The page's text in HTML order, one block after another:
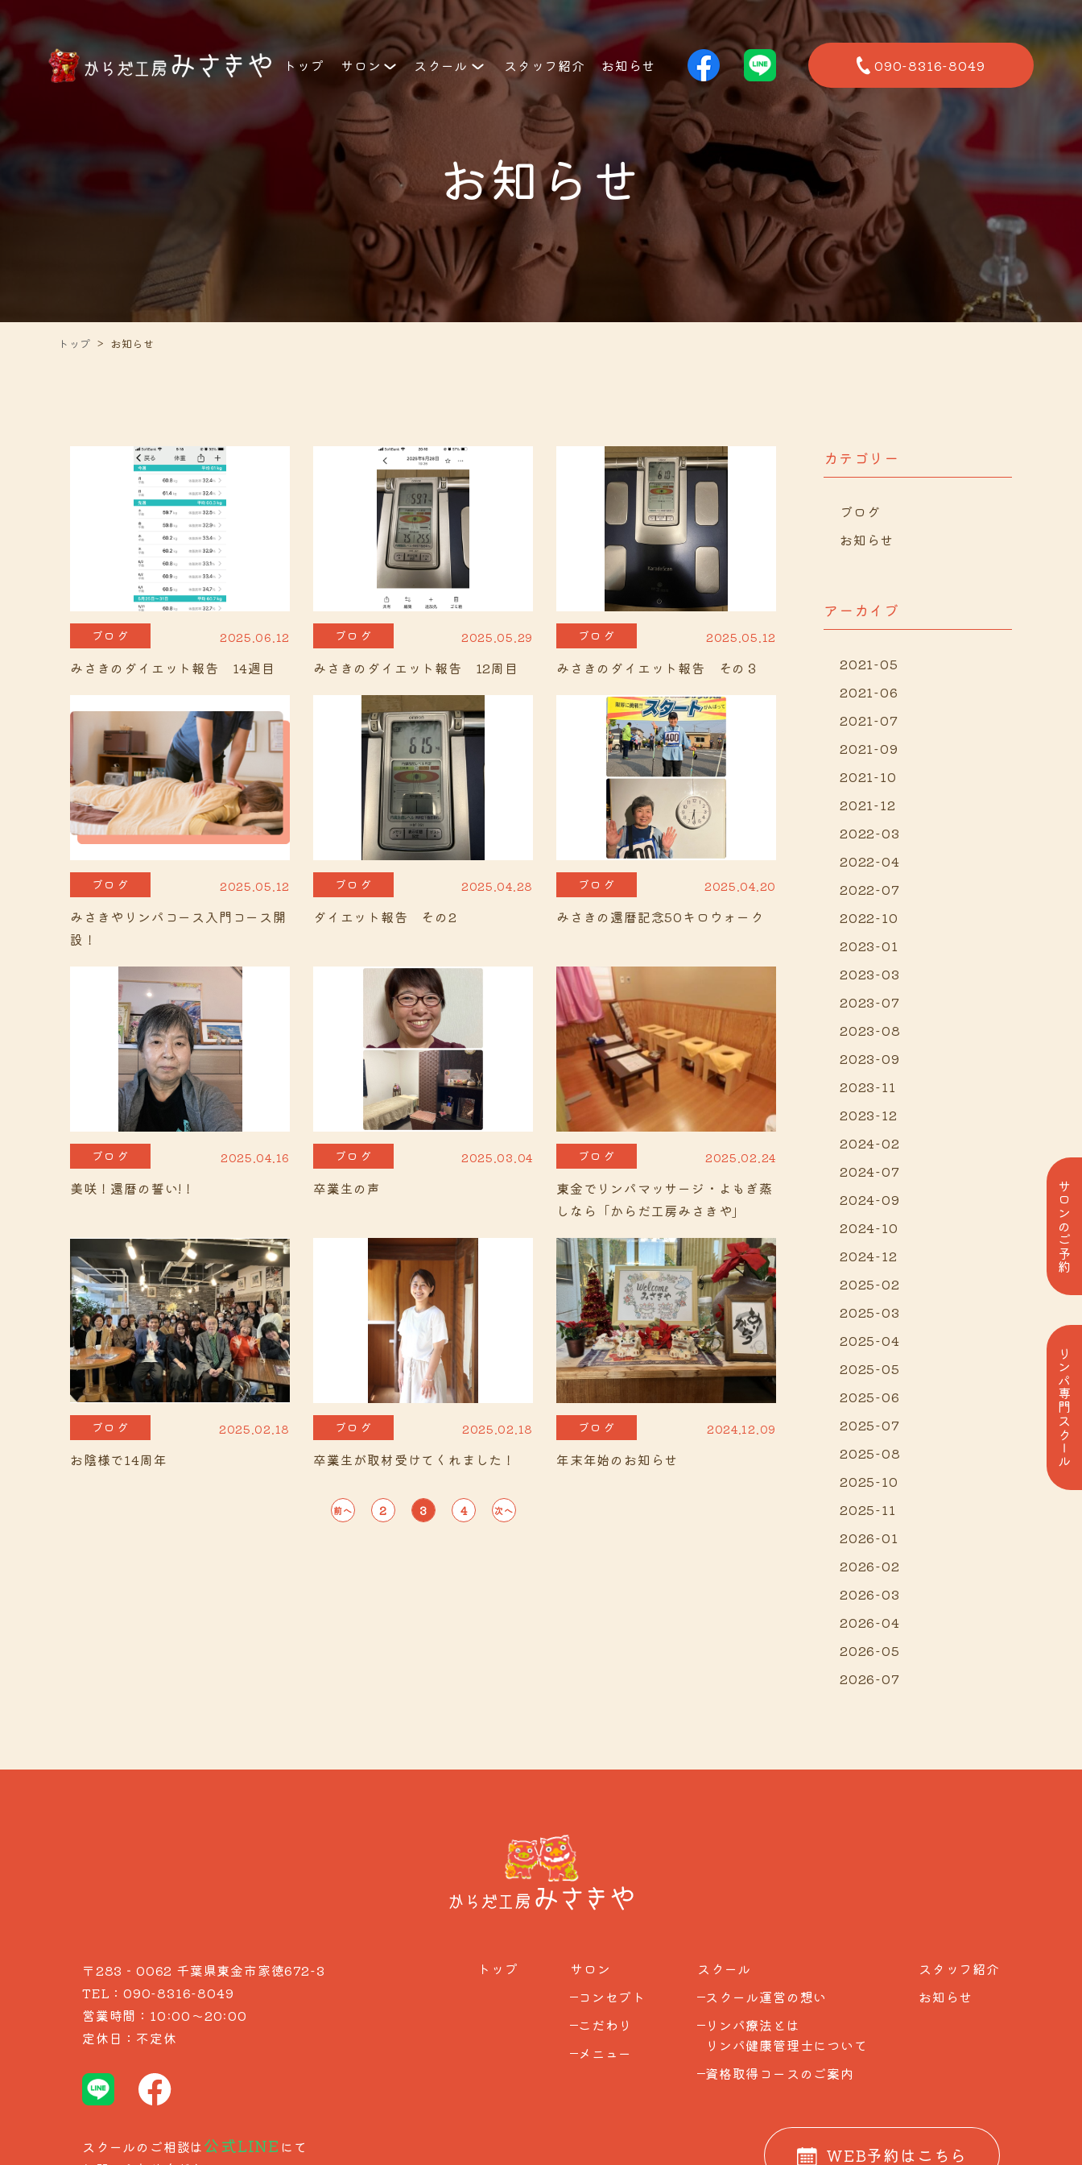
サロンのご予約
リンパ専門スクール
トップ サロン スクール スタッフ紹介 お知らせ 090-8316-8049
お知らせ
トップ > お知らせ
ブログ 2025.06.12
みさきのダイエット報告 14週目
ブログ 2025.05.29
みさきのダイエット報告 12周目
ブログ 2025.05.12
みさきのダイエット報告 その３
ブログ 2025.05.12
みさきやリンパコース入門コース開
設！
ブログ 2025.04.28
ダイエット報告 その2
ブログ 2025.04.20
みさきの還暦記念50キロウォーク
ブログ 2025.04.16
美咲！還暦の誓い!！
ブログ 2025.03.04
卒業生の声
ブログ 2025.02.24
東金でリンパマッサージ・よもぎ蒸
しなら「からだ工房みさきや」
ブログ 2025.02.18
お陰様で14周年
ブログ 2025.02.18
卒業生が取材受けてくれました！
ブログ 2024.12.09
年末年始のお知らせ
前へ 2 3 4 次へ
カテゴリー
ブログ
お知らせ
アーカイブ
2021-05
2021-06
2021-07
2021-09
2021-10
2021-12
2022-03
2022-04
2022-07
2022-10
2023-01
2023-03
2023-07
2023-08
2023-09
2023-11
2023-12
2024-02
2024-07
2024-09
2024-10
2024-12
2025-02
2025-03
2025-04
2025-05
2025-06
2025-07
2025-08
2025-10
2025-11
2026-01
2026-02
2026-03
2026-04
2026-05
2026-07
〒283‐0062 千葉県東金市家徳672-3
TEL：090-8316-8049
営業時間：10:00～20:00
定休日：不定休
トップ サロン
コンセプト
こだわり
メニュー
スクール
スクール運営の想い
リンパ療法とは
​​​​​​​リンパ健康管理士について
資格取得コースのご案内
スタッフ紹介
お知らせ
スクールのご相談は公式LINE にて WEB予約はこちら